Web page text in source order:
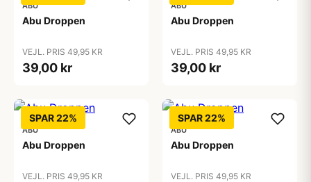
ABU
Abu Droppen
VEJL. PRIS 49,95 KR
39,00 kr
ABU
Abu Droppen
VEJL. PRIS 49,95 KR
39,00 kr
SPAR 22%
ABU
Abu Droppen
VEJL. PRIS 49,95 KR
SPAR 22%
ABU
Abu Droppen
VEJL. PRIS 49,95 KR